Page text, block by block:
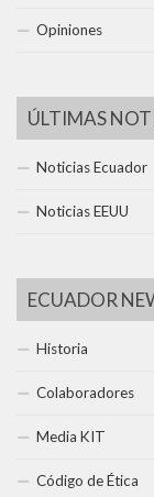
Opiniones
ÚLTIMAS
Noticias Ecuador
Noticias EEUU
ECUADOR
Historia
Colaboradores
Media KIT
Código de Ética